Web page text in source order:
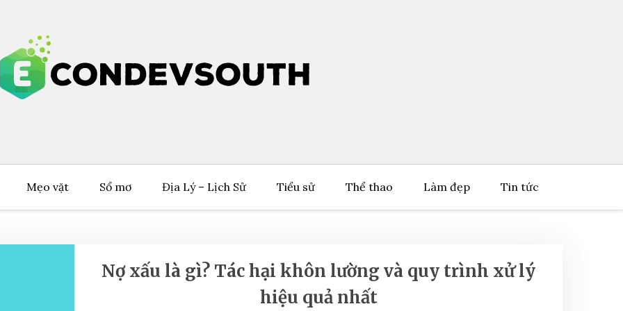
Mẹo vặt Sổ mơ Địa Lý – Lịch Sử Tiểu sử Thể thao Làm đẹp Tin tức
Nợ xấu là gì? Tác hại khôn lường và quy trình xử lý
hiệu quả nhất